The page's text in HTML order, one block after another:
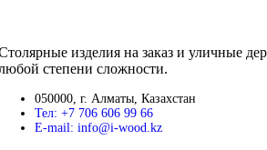
изделия на заказ и уличные
степени сложности.
050000, г. Алматы, Казахстан
Тел: +7 706 606 99 66
E-mail: info@i-wood.kz